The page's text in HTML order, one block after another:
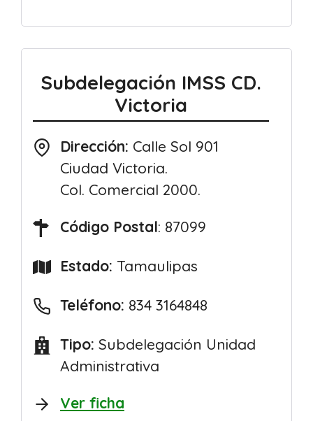
Subdelegación IMSS CD.
Victoria
Dirección: Calle Sol 901
Ciudad Victoria.
Col. Comercial 2000.
Código Postal: 87099
Estado: Tamaulipas
Teléfono: 834 3164848
Tipo: Subdelegación Unidad
Administrativa
Ver ficha